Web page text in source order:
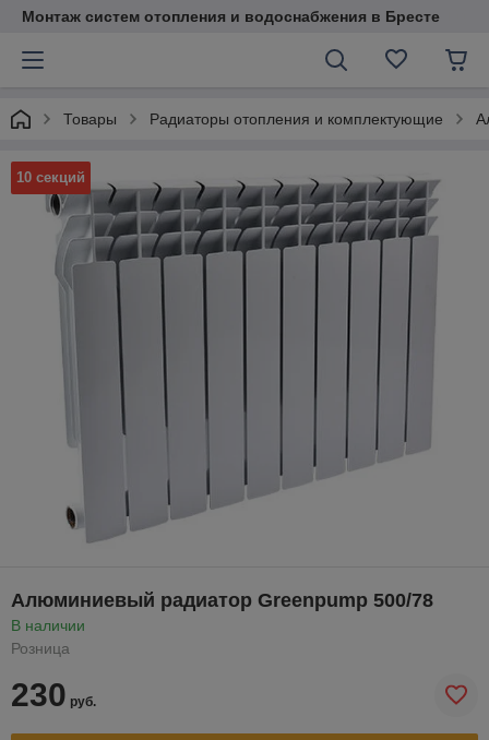
Монтаж систем отопления и водоснабжения в Бресте
Товары Радиаторы отопления и комплектующие
10 секций
Алюминиевый радиатор Greenpump 500/78
В наличии
Розница
230 руб.